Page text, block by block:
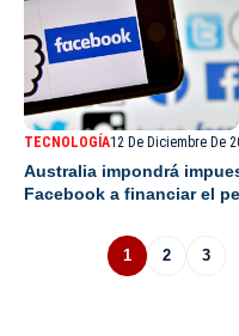
TECNOLOGÍA12 De Diciembre De
Australia impondrá
Facebook a financiar el
1 2 3